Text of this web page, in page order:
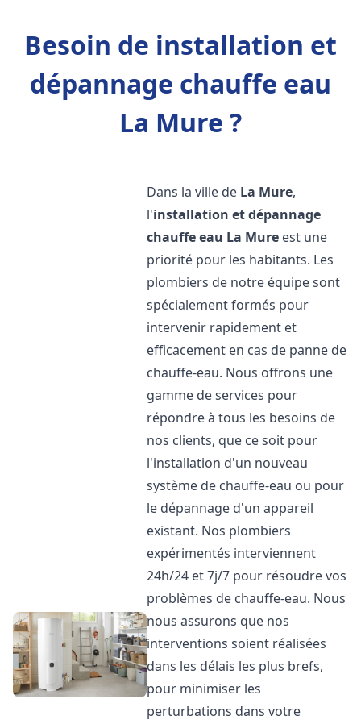
Besoin de installation et
dépannage chauffe eau
La Mure ?
Dans la ville de La Mure,
l'installation et dépannage
chauffe eau La Mure est une
priorité pour les habitants. Les
plombiers de notre équipe sont
spécialement formés pour
intervenir rapidement et
efficacement en cas de panne de
chauffe-eau. Nous offrons une
gamme de services pour
répondre à tous les besoins de
nos clients, que ce soit pour
l'installation d'un nouveau
système de chauffe-eau ou pour
le dépannage d'un appareil
existant. Nos plombiers
expérimentés interviennent
24h/24 et 7j/7 pour résoudre vos
problèmes de chauffe-eau. Nous
nous assurons que nos
interventions soient réalisées
dans les délais les plus brefs,
pour minimiser les
perturbations dans votre